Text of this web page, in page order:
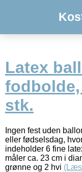
Latex
stk.
Ingen fest uden
eller fødselsdag,
indeholder 6 fine
måler ca. 23 cm i
grønne og 2 hvi